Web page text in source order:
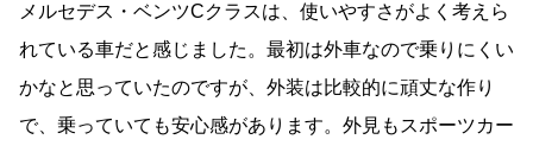
メルセデス・ベンツCクラスは、使いやすさがよく考えら
れている車だと感じました。最初は外車なので乗りにくい
かなと思っていたのですが、外装は比較的に頑丈な作り
で、乗っていても安心感があります。外見もスポーツカー